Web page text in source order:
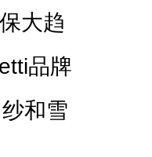
大趋
品牌
和雪